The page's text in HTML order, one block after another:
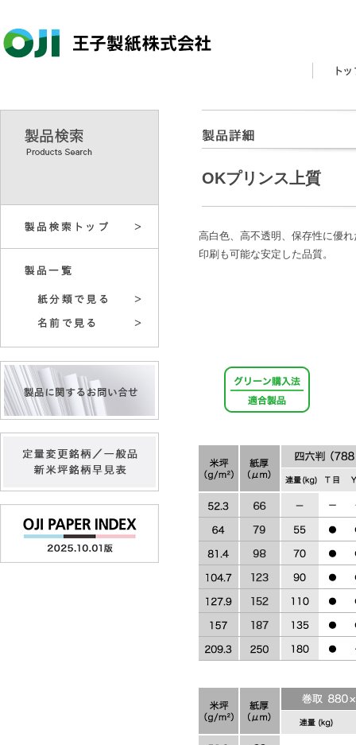
OKプリンス上質
高白色、高不透明、保存性に優
印刷も可能な安定した品質。